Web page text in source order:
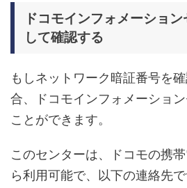
ドコモインフォメーショ
して確認する
もしネットワーク暗証番号を
合、ドコモインフォメーショ
ことができます。
このセンターは、ドコモの携
ら利用可能で、以下の連絡先